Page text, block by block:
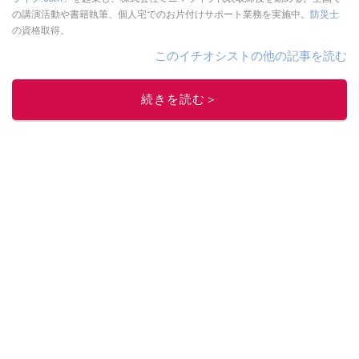
の講演活動や書籍執筆、個人宅でのお片付けサポート業務を実施中。
防災士
の資格取得。
このイチオシストの他の記事を読む
続きを読む＞